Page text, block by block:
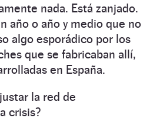
nada. Está zanjado.
año o año y medio que no
algo esporádico por los
que se fabricaban allí,
en España.
la red de
crisis?